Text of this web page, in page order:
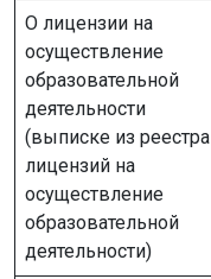
О лицензии на
осуществление
образовательной
деятельности
(выписке из реестра
лицензий на
осуществление
образовательной
деятельности)